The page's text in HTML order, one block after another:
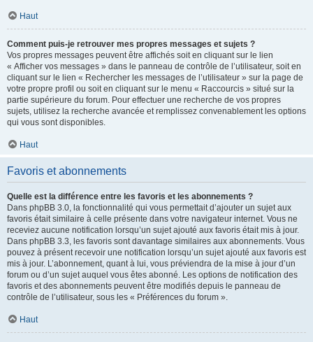
Haut
Comment puis-je retrouver mes propres messages et sujets ?
Vos propres messages peuvent être affichés soit en cliquant sur le lien
« Afficher vos messages » dans le panneau de contrôle de l’utilisateur, soit en
cliquant sur le lien « Rechercher les messages de l’utilisateur » sur la page de
votre propre profil ou soit en cliquant sur le menu « Raccourcis » situé sur la
partie supérieure du forum. Pour effectuer une recherche de vos propres
sujets, utilisez la recherche avancée et remplissez convenablement les options
qui vous sont disponibles.
Haut
Favoris et abonnements
Quelle est la différence entre les favoris et les abonnements ?
Dans phpBB 3.0, la fonctionnalité qui vous permettait d’ajouter un sujet aux
favoris était similaire à celle présente dans votre navigateur internet. Vous ne
receviez aucune notification lorsqu’un sujet ajouté aux favoris était mis à jour.
Dans phpBB 3.3, les favoris sont davantage similaires aux abonnements. Vous
pouvez à présent recevoir une notification lorsqu’un sujet ajouté aux favoris est
mis à jour. L’abonnement, quant à lui, vous préviendra de la mise à jour d’un
forum ou d’un sujet auquel vous êtes abonné. Les options de notification des
favoris et des abonnements peuvent être modifiés depuis le panneau de
contrôle de l’utilisateur, sous les « Préférences du forum ».
Haut